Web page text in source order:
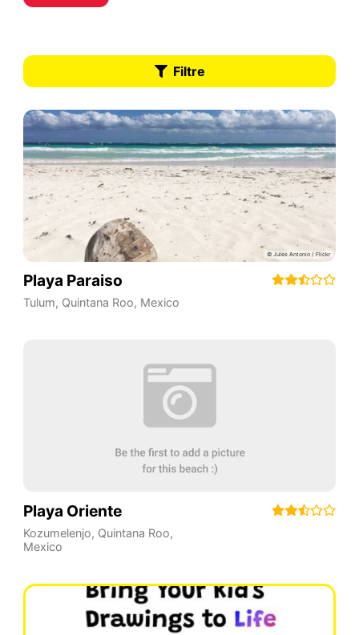
Filtre
Playa Paraiso
Tulum, Quintana Roo, Mexico
Playa Oriente
Kozumelenjo, Quintana Roo,
Mexico